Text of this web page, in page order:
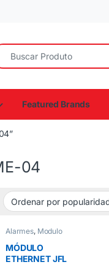
Featured Brands
04
Alarmes, Modulo
MÓDULO
ETHERNET JFL